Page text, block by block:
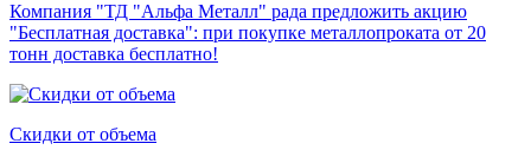
Компания "ТД "Альфа Металл" рада предложить акцию
"Бесплатная доставка": при покупке металлопроката от 20
тонн доставка бесплатно!
Скидки от объема